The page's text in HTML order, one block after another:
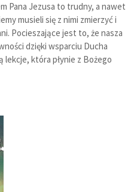
Pana Jezusa to trudny, a nawet
musieli się z nimi zmierzyć i
Pocieszające jest to, że nasza
dzięki wsparciu Ducha
lekcje, która płynie z Bożego